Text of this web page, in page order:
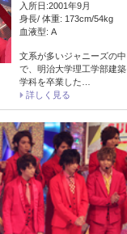
入所日:2001年9月
身長/ 体重: 173cm/54kg
血液型: A
文系が多いジャニーズの中
で、明治大学理工学部建築
学科を卒業した…
詳しく見る